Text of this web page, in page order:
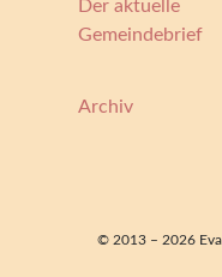
Der aktuelle
Gemeindebrief
Archiv
© 2013 – 2026